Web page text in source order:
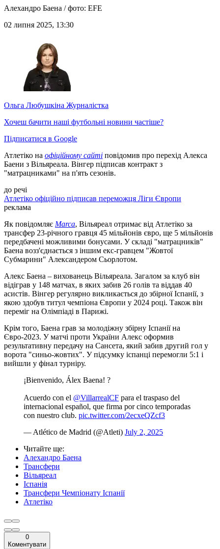
Алехандро Баена / фото: EFE
02 липня 2025, 13:30
Ольга Любушкіна Журналістка
Хочеш бачити наші футбольні новини частіше?
Підписатися в Google
Атлетіко на офіційному сайті повідомив про перехід Алекса
Баени з Вільяреала. Вінгер підписав контракт з
"матрацниками" на п'ять сезонів.
до речі
Атлетіко офіційно підписав переможця Ліги Європи
реклама
Як повідомляє Marca, Вільяреал отримає від Атлетіко за
трансфер 23-річного гравця 45 мільйонів євро, ще 5 мільйонів
передбачені можливими бонусами. У складі "матрацників"
Баена возз'єднається з іншим екс-гравцем "Жовтої
Субмарини" Александером Сьорлотом.
Алекс Баена – вихованець Вільяреала. Загалом за клуб він
відіграв у 148 матчах, в яких забив 26 голів та віддав 40
асистів. Вінгер регулярно викликається до збірної Іспанії, з
якою здобув титул чемпіона Європи у 2024 році. Також він
переміг на Олімпіаді в Парижі.
Крім того, Баена грав за молодіжну збірну Іспанії на
Євро-2023. У матчі проти України Алекс оформив
результативну передачу на Сансета, який забив другий гол у
ворота "синьо-жовтих". У підсумку іспанці перемогли 5:1 і
вийшли у фінал турніру.
¡Bienvenido, Álex Baena! ?
Acuerdo con el @VillarrealCF para el traspaso del
internacional español, que firma por cinco temporadas
con nuestro club. pic.twitter.com/2ecxeQZcf3
— Atlético de Madrid (@Atleti) July 2, 2025
Читайте ще:
Алехандро Баена
Трансфери
Вільяреал
Іспанія
Трансфери Чемпіонату Іспанії
Атлетіко
0
Коментувати